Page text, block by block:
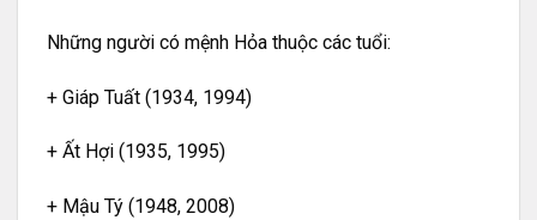
Những người có mệnh Hỏa thuộc các tuổi:
+ Giáp Tuất (1934, 1994)
+ Ất Hợi (1935, 1995)
+ Mậu Tý (1948, 2008)